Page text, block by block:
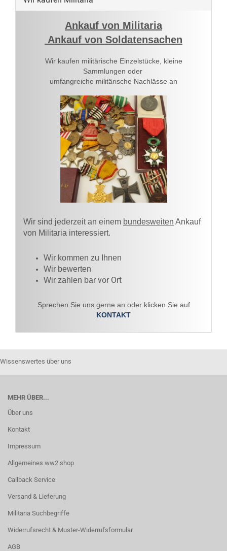
Ankauf von Militaria
Ankauf von Soldatensachen
Wir kaufen militärische Einzelstücke, kleine
Sammlungen oder
umfangreiche militärische Nachlässe an
Wir sind jederzeit an einem bundesweiten Ankauf
von Militaria interessiert.
Wir kommen zu Ihnen​
Wir bewerten
Wir zahlen bar vor Ort
Sprechen Sie uns gerne an oder klicken Sie auf
KONTAKT
Wissenswertes über uns
MEHR ÜBER...
Über uns
Kontakt
Impressum
Allgemeines ww2 shop
Callback Service
Versand & Lieferung
Militaria Suchbegriffe
Widerrufsrecht & Muster-Widerrufsformular
AGB